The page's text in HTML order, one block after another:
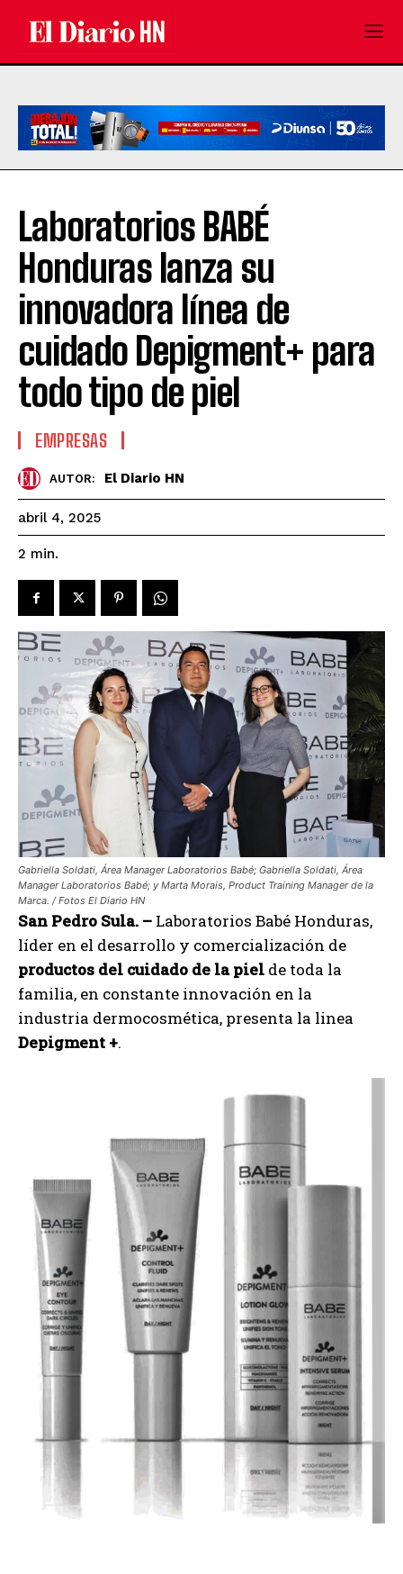
Laboratorios BABÉ
Honduras lanza su
innovadora línea de
cuidado Depigment+ para
todo tipo de piel
EMPRESAS
AUTOR: El Diario HN
abril 4, 2025
2 min.
Gabriella Soldati, Área Manager Laboratorios Babé; Gabriella Soldati, Área
Manager Laboratorios Babé; y Marta Morais, Product Training Manager de la
Marca. / Fotos El Diario HN
San Pedro Sula. – Laboratorios Babé Honduras,
líder en el desarrollo y comercialización de
productos del cuidado de la piel de toda la
familia, en constante innovación en la
industria dermocosmética, presenta la linea
Depigment +.